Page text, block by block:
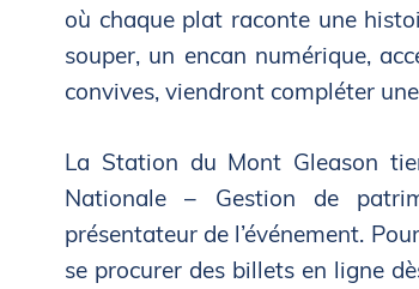
où chaque plat raconte une
souper, un encan numérique,
convives, viendront compléter
La Station du Mont Gleason
Nationale – Gestion de
présentateur de l’événement.
se procurer des billets en ligne